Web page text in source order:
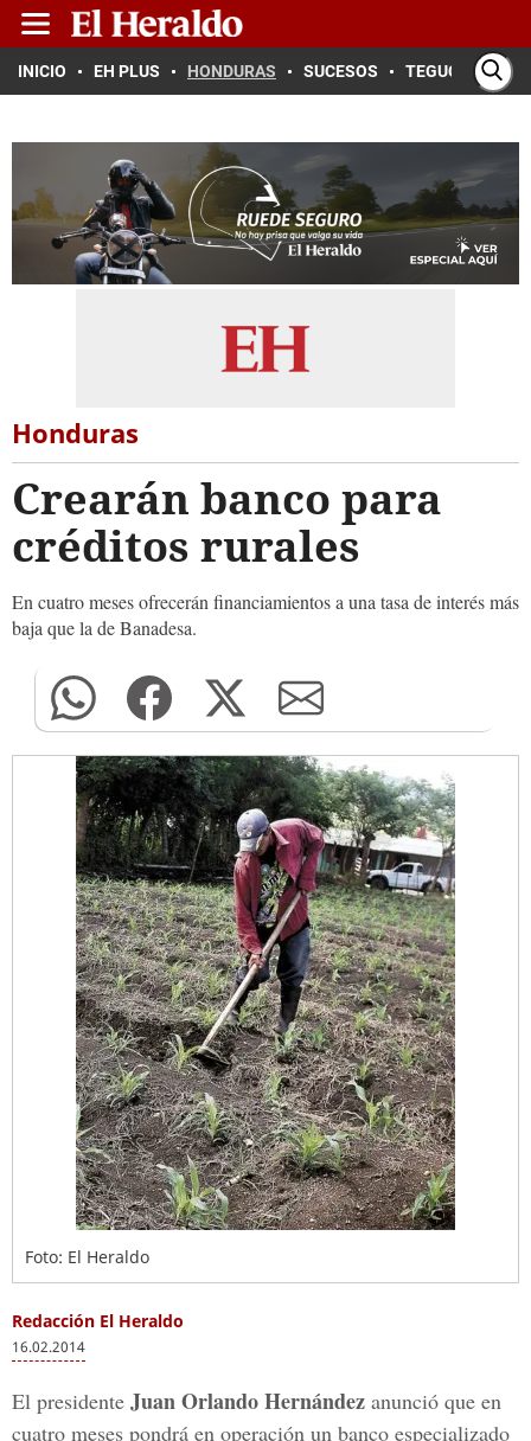
INICIO EH PLUS HONDURAS SUCESOS TEGUCIGALPA
Honduras
Crearán banco para
créditos rurales
En cuatro meses ofrecerán financiamientos a una tasa de interés más
baja que la de Banadesa.
Foto: El Heraldo
Redacción El Heraldo
16.02.2014
El presidente Juan Orlando Hernández anunció que en
cuatro meses pondrá en operación un banco especializado